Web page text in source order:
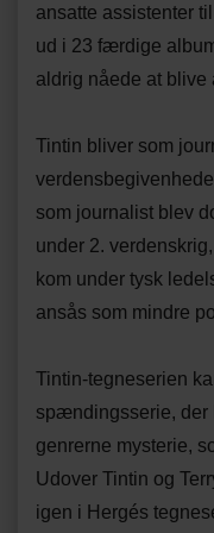
ansatte assistenter
ud i 23 færdige
aldrig nåede at blive
Tintin bliver som
som journalist blev
under 2.
kom under tysk
ansås som mindre
Tintin-tegneserien
spændingsserie, der
genrerne mysterie,
Udover Tintin og
igen i Hergés